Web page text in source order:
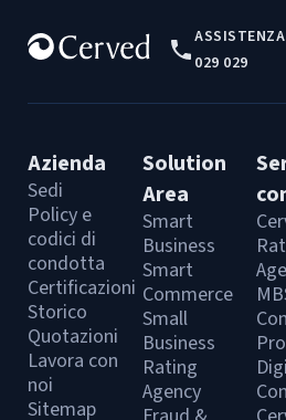
029 029
Azienda
Sedi
Policy e
codici di
condotta
Certificazioni
Storico
Quotazioni
Lavora con
noi
Sitemap
Solution
Area
Smart
Business
Smart
Commerce
Small
Business
Rating
Agency